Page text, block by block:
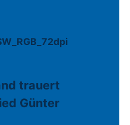
trauert
Günter